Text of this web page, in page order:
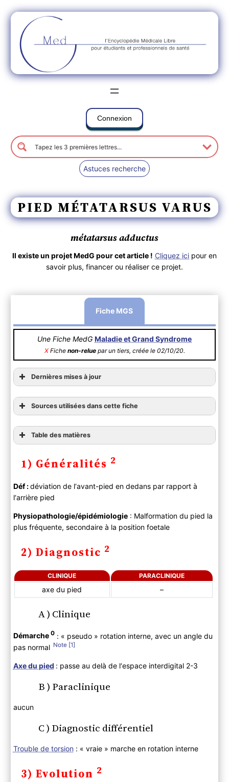
Connexion
Astuces recherche
PIED MÉTATARSUS VARUS
métatarsus adductus
Il existe un projet MedG pour cet article ! Cliquez ici pour en
savoir plus, financer ou réaliser ce projet.
Fiche MGS
Une Fiche MedG Maladie et Grand Syndrome
XFiche non-reluepar un tiers, créée le 02/10/20.
Dernières mises à jour
Sources utilisées dans cette fiche
Table des matières
2) Diagnostic
B ) Paraclinique
C ) Diagnostic différentiel
3) Evolution
4) PEC
B ) Traitement
1) Généralités 2
Déf :déviation de l‘avant-pied en dedans par rapport à
l‘arrière pied
Physiopathologie/épidémiologie: Malformation du pied la
plus fréquente, secondaire à la position foetale
2) Diagnostic 2
CLINIQUE PARACLINIQUE
axe du pied –
A ) Clinique
Démarche 0: « pseudo » rotation interne, avec un angle du
pas normal
1
Axe du pied : passe au delà de l‘espace interdigital 2-3
B ) Paraclinique
aucun
C ) Diagnostic différentiel
Trouble de torsion : « vraie » marche en rotation interne
3) Evolution 2